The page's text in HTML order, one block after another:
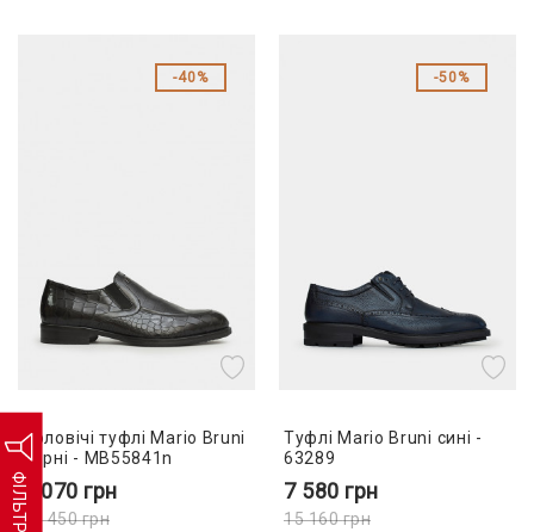
ФІЛЬТР
40%
Чоловічі туфлі Mario Bruni
чорні - MB55841n
8 070 грн
13 450грн
50%
Туфлі Mario Bruni сині -
63289
7 580 грн
15 160грн